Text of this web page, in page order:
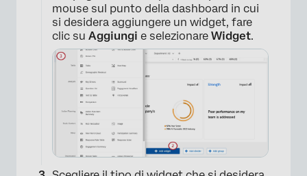
mouse sul punto della dashboard in cui
si desidera aggiungere un widget, fare
clic su Aggiungi e selezionare Widget.